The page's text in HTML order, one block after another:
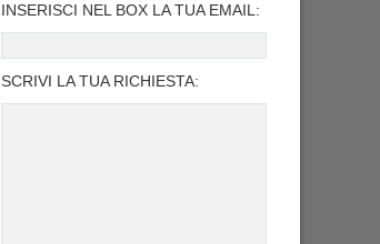
INSERISCI NEL BOX LA TUA EMAIL:
SCRIVI LA TUA RICHIESTA: